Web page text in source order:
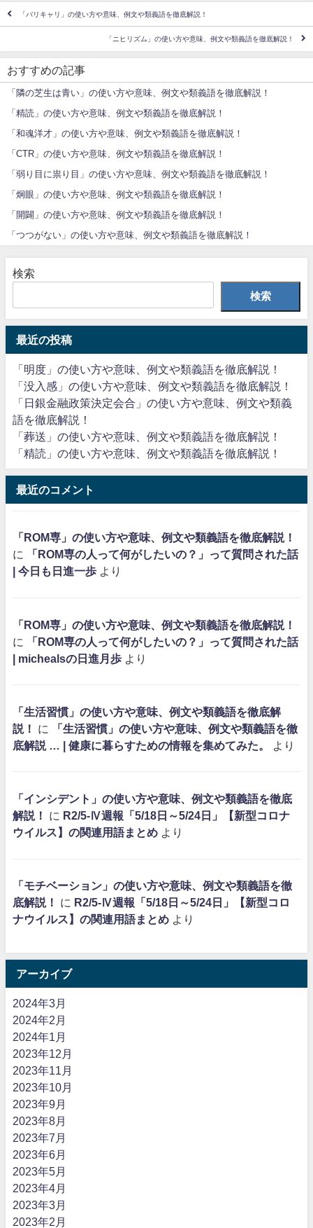
「バリキャリ」の使い方や意味、例文や類義語を徹底解説！
「ニヒリズム」の使い方や意味、例文や類義語を徹底解説！
おすすめの記事
「隣の芝生は青い」の使い方や意味、例文や類義語を徹底解説！
「精読」の使い方や意味、例文や類義語を徹底解説！
「和魂洋才」の使い方や意味、例文や類義語を徹底解説！
「CTR」の使い方や意味、例文や類義語を徹底解説！
「弱り目に祟り目」の使い方や意味、例文や類義語を徹底解説！
「炯眼」の使い方や意味、例文や類義語を徹底解説！
「開闢」の使い方や意味、例文や類義語を徹底解説！
「つつがない」の使い方や意味、例文や類義語を徹底解説！
検索
検索
最近の投稿
「明度」の使い方や意味、例文や類義語を徹底解説！
「没入感」の使い方や意味、例文や類義語を徹底解説！
「日銀金融政策決定会合」の使い方や意味、例文や類義
語を徹底解説！
「葬送」の使い方や意味、例文や類義語を徹底解説！
「精読」の使い方や意味、例文や類義語を徹底解説！
最近のコメント
「ROM専」の使い方や意味、例文や類義語を徹底解説！
に
「ROM専の人って何がしたいの？」って質問された話
| 今日も日進一歩 より
「ROM専」の使い方や意味、例文や類義語を徹底解説！
に
「ROM専の人って何がしたいの？」って質問された話
| michealsの日進月歩 より
「生活習慣」の使い方や意味、例文や類義語を徹底解
説！
に
「生活習慣」の使い方や意味、例文や類義語を徹
底解説 … | 健康に暮らすための情報を集めてみた。
より
「インシデント」の使い方や意味、例文や類義語を徹底
解説！
に R2/5-Ⅳ週報「5/18日～5/24日」【新型コロナ
ウイルス】の関連用語まとめ より
「モチベーション」の使い方や意味、例文や類義語を徹
底解説！
に R2/5-Ⅳ週報「5/18日～5/24日」【新型コロ
ナウイルス】の関連用語まとめ より
アーカイブ
2024年3月
2024年2月
2024年1月
2023年12月
2023年11月
2023年10月
2023年9月
2023年8月
2023年7月
2023年6月
2023年5月
2023年4月
2023年3月
2023年2月